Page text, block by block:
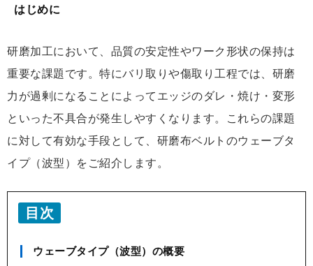
はじめに
研磨加工において、品質の安定性やワーク形状の保持は
重要な課題です。特にバリ取りや傷取り工程では、研磨
力が過剰になることによってエッジのダレ・焼け・変形
といった不具合が発生しやすくなります。これらの課題
に対して有効な手段として、研磨布ベルトのウェーブタ
イプ（波型）をご紹介します。
目次
ウェーブタイプ（波型）の概要